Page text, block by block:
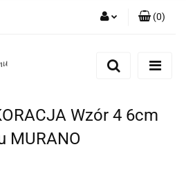
Zarejestruj się
(0)
Wzór 4 6cm
MURANO